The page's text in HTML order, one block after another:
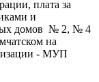
плата за
и
домов № 2, № 4
на
- МУП